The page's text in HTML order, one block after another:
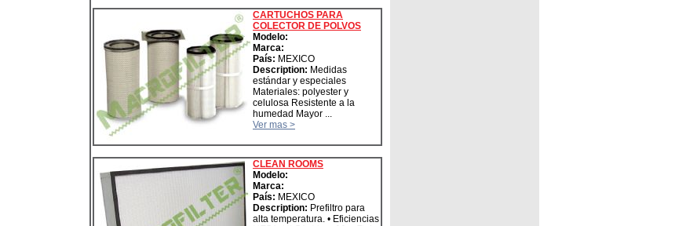
CARTUCHOS PARA
COLECTOR DE POLVOS
Modelo:
Marca:
País: MEXICO
Description: Medidas
estándar y especiales
Materiales: polyester y
celulosa Resistente a la
humedad Mayor ...
Ver mas >
CLEAN ROOMS
Modelo:
Marca:
País: MEXICO
Description: Prefiltro para
alta temperatura. • Eficiencias